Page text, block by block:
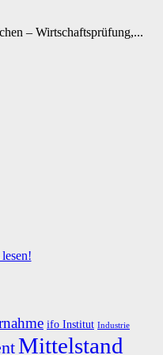
– Wirtschaftsprüfung,...
ifo Institut Industrie
Mittelstand